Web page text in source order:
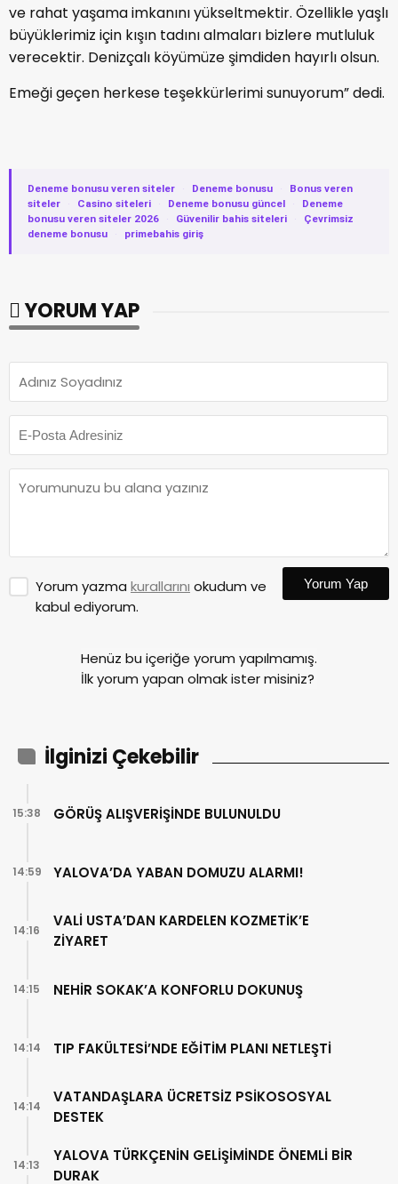
ve rahat yaşama imkanını yükseltmektir. Özellikle yaşlı
büyüklerimiz için kışın tadını almaları bizlere mutluluk
verecektir. Denizçalı köyümüze şimdiden hayırlı olsun.
Emeği geçen herkese teşekkürlerimi sunuyorum” dedi.
Deneme bonusu veren siteler · Deneme bonusu ·
Bonus veren
siteler
· Casino siteleri · Deneme bonusu güncel ·
Deneme
bonusu veren siteler 2026
· Güvenilir bahis siteleri ·
Çevrimsiz
deneme bonusu
· primebahis giriş
YORUM YAP
Yorum yazma kurallarını okudum ve
kabul ediyorum.
Yorum Yap
Henüz bu içeriğe yorum yapılmamış.
İlk yorum yapan olmak ister misiniz?
İlginizi Çekebilir
GÖRÜŞ ALIŞVERİŞİNDE BULUNULDU
15:38
YALOVA’DA YABAN DOMUZU ALARMI!
14:59
VALİ USTA’DAN KARDELEN KOZMETİK’E
ZİYARET
14:16
NEHİR SOKAK’A KONFORLU DOKUNUŞ
14:15
TIP FAKÜLTESİ’NDE EĞİTİM PLANI NETLEŞTİ
14:14
VATANDAŞLARA ÜCRETSİZ PSİKOSOSYAL
DESTEK
14:14
YALOVA TÜRKÇENİN GELİŞİMİNDE ÖNEMLİ BİR
DURAK
14:13